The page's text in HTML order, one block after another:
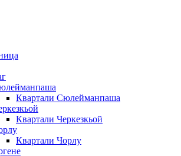
Квартали Сюлейманпаша
Квартали Черкезкьой
Квартали Чорлу